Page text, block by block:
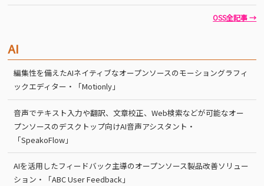
OSS全記事 →
AI
編集性を備えたAIネイティブなオープンソースのモーショングラフィ
ックエディター・「Motionly」
音声でテキスト入力や翻訳、文章校正、Web検索などが可能なオー
プンソースのデスクトップ向けAI音声アシスタント・
「SpeakoFlow」
AIを活用したフィードバック主導のオープンソース製品改善ソリュー
ション・「ABC User Feedback」